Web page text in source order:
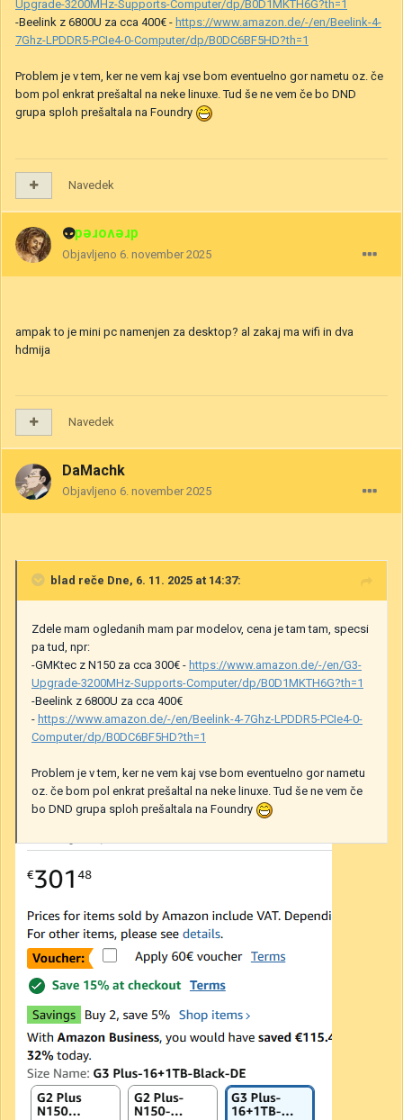
Upgrade-3200MHz-Supports-Computer/dp/B0D1MKTH6G?th=1
-Beelink z 6800U za cca 400€ - https://www.amazon.de/-/en/Beelink-4-
7Ghz-LPDDR5-PCIe4-0-Computer/dp/B0DC6BF5HD?th=1
Problem je v tem, ker ne vem kaj vse bom eventuelno gor nametu oz. če
bom pol enkrat prešaltal na neke linuxe. Tud še ne vem če bo DND
grupa sploh prešaltala na Foundry
Navedek
👽drevored
Objavljeno 6. november 2025
ampak to je mini pc namenjen za desktop? al zakaj ma wifi in dva
hdmija
Navedek
DaMachk
Objavljeno 6. november 2025
blad reče Dne, 6. 11. 2025 at 14:37:
Zdele mam ogledanih mam par modelov, cena je tam tam, specsi
pa tud, npr:
-GMKtec z N150 za cca 300€ - https://www.amazon.de/-/en/G3-
Upgrade-3200MHz-Supports-Computer/dp/B0D1MKTH6G?th=1
-Beelink z 6800U za cca 400€
- https://www.amazon.de/-/en/Beelink-4-7Ghz-LPDDR5-PCIe4-0-
Computer/dp/B0DC6BF5HD?th=1
Problem je v tem, ker ne vem kaj vse bom eventuelno gor nametu
oz. če bom pol enkrat prešaltal na neke linuxe. Tud še ne vem če
bo DND grupa sploh prešaltala na Foundry